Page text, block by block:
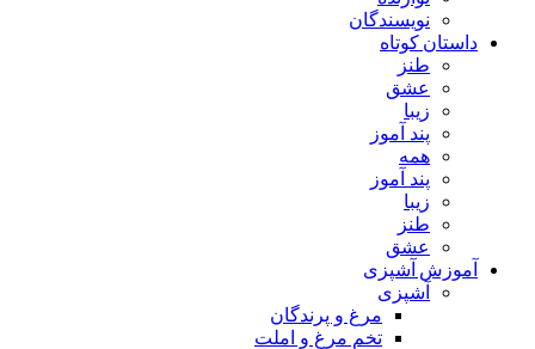
نویسندگان
داستان کوتاه
طنز
عشق
زیبا
پند آموز
همه
پند آموز
زیبا
طنز
عشق
آموزش آشپزی
آشپزی
مرغ و پرندگان
تخم مرغ و املت